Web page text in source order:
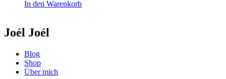
In den Warenkorb
Joél Joél
Blog
Shop
Über mich